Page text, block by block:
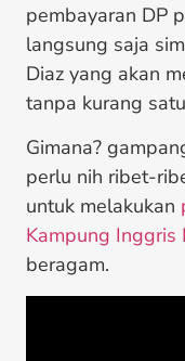
pembayaran DP
langsung saja
Diaz yang akan
tanpa kurang
Gimana?
perlu nih ribet-
untuk melakukan
Kampung Inggris
beragam.